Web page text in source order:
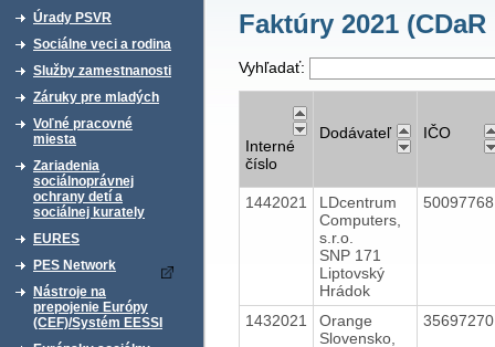
Úrady PSVR
Sociálne veci a rodina
Služby zamestnanosti
Záruky pre mladých
Voľné pracovné
miesta
Zariadenia
sociálnoprávnej
ochrany detí a
sociálnej kurately
EURES
PES Network
Nástroje na
prepojenie Európy
(CEF)/Systém EESSI
Faktúry 2021
Vyhľadať:
Interné
číslo
Dodávateľ IČO
1442021
LDcentrum
Computers,
s.r.o.
SNP 171
Liptovský
Hrádok
1432021
Orange
Slovensko,